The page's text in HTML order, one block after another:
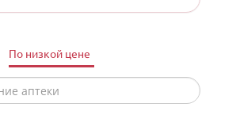
По низкой цене